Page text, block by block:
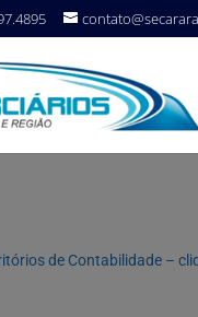
de Contabilidade –